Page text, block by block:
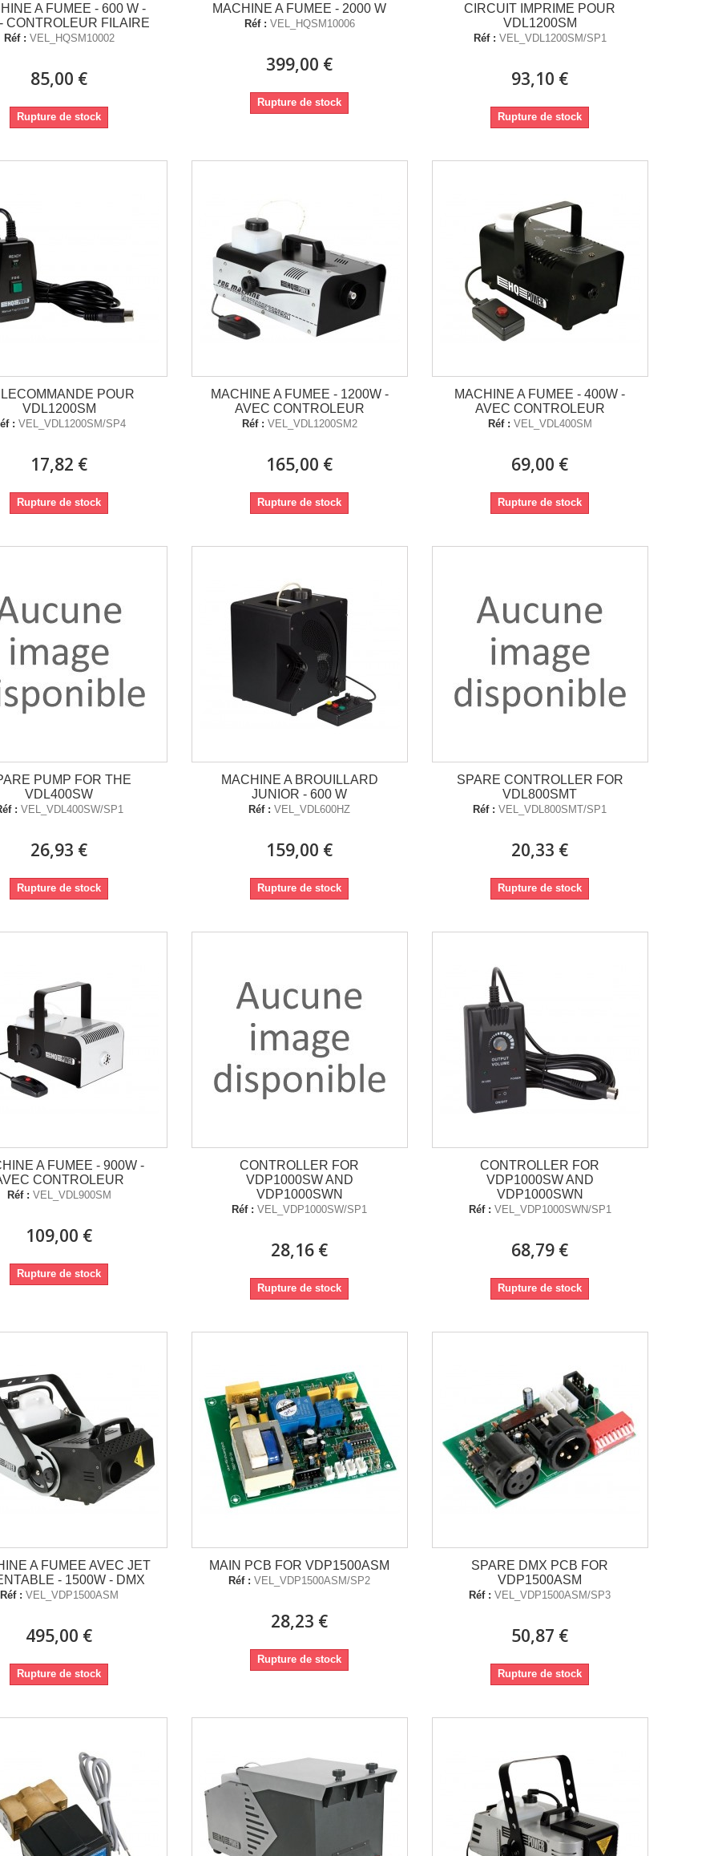
A FUMEE - 600 W -
CONTROLEUR FILAIRE
Réf : VEL_HQSM10002
85,00 €
Rupture de stock
MACHINE A FUMEE - 2000 W
Réf : VEL_HQSM10006
399,00 €
Rupture de stock
CIRCUIT IMPRIME POUR
VDL1200SM
Réf : VEL_VDL1200SM/SP1
93,10 €
Rupture de stock
POUR
VDL1200SM
: VEL_VDL1200SM/SP4
17,82 €
Rupture de stock
MACHINE A FUMEE - 1200W -
AVEC CONTROLEUR
Réf : VEL_VDL1200SM2
165,00 €
Rupture de stock
MACHINE A FUMEE - 400W -
AVEC CONTROLEUR
Réf : VEL_VDL400SM
69,00 €
Rupture de stock
PUMP FOR THE
VDL400SW
: VEL_VDL400SW/SP1
26,93 €
Rupture de stock
MACHINE A BROUILLARD
JUNIOR - 600 W
Réf : VEL_VDL600HZ
159,00 €
Rupture de stock
SPARE CONTROLLER FOR
VDL800SMT
Réf : VEL_VDL800SMT/SP1
20,33 €
Rupture de stock
A FUMEE - 900W -
CONTROLEUR
Réf : VEL_VDL900SM
109,00 €
Rupture de stock
CONTROLLER FOR
VDP1000SW AND
VDP1000SWN
Réf : VEL_VDP1000SW/SP1
28,16 €
Rupture de stock
CONTROLLER FOR
VDP1000SW AND
VDP1000SWN
Réf : VEL_VDP1000SWN/SP1
68,79 €
Rupture de stock
A FUMEE AVEC JET
- 1500W - DMX
Réf : VEL_VDP1500ASM
495,00 €
Rupture de stock
MAIN PCB FOR VDP1500ASM
Réf : VEL_VDP1500ASM/SP2
28,23 €
Rupture de stock
SPARE DMX PCB FOR
VDP1500ASM
Réf : VEL_VDP1500ASM/SP3
50,87 €
Rupture de stock